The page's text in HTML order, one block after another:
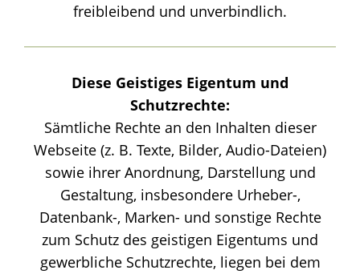
freibleibend und unverbindlich.
Diese Geistiges Eigentum und
Schutzrechte:
Sämtliche Rechte an den Inhalten dieser
Webseite (z. B. Texte, Bilder, Audio-Dateien)
sowie ihrer Anordnung, Darstellung und
Gestaltung, insbesondere Urheber-,
Datenbank-, Marken- und sonstige Rechte
zum Schutz des geistigen Eigentums und
gewerbliche Schutzrechte, liegen bei dem